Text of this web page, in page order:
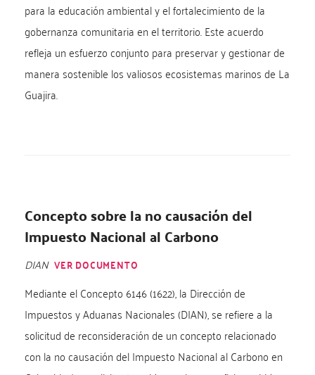
para la educación ambiental y el fortalecimiento de la
gobernanza comunitaria en el territorio. Este acuerdo
refleja un esfuerzo conjunto para preservar y gestionar de
manera sostenible los valiosos ecosistemas marinos de La
Guajira.
Concepto sobre la no causación del
Impuesto Nacional al Carbono
DIAN VER DOCUMENTO
Mediante el Concepto 6146 (1622), la Dirección de
Impuestos y Aduanas Nacionales (DIAN), se refiere a la
solicitud de reconsideración de un concepto relacionado
con la no causación del Impuesto Nacional al Carbono en